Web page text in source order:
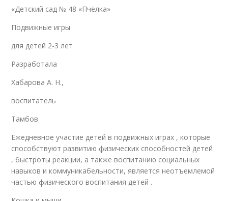
«Детский сад № 48 «Пчёлка»
Подвижные игры
для детей 2-3 лет
Разработала
Хабарова А. Н.,
воспитатель
Тамбов
Ежедневное участие детей в подвижных играх , которые
способствуют развитию физических способностей детей
, быстроты реакции, а также воспитанию социальных
навыков и коммуникабельности, является неотъемлемой
частью физического воспитания детей .